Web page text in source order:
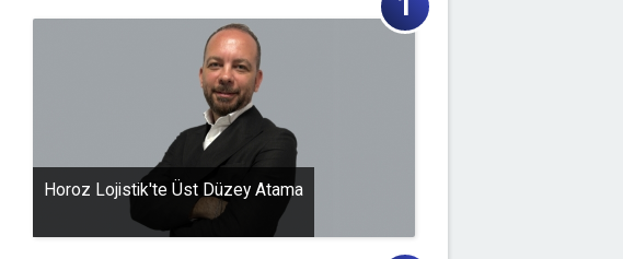
Horoz Lojistik'te Üst Düzey Atama